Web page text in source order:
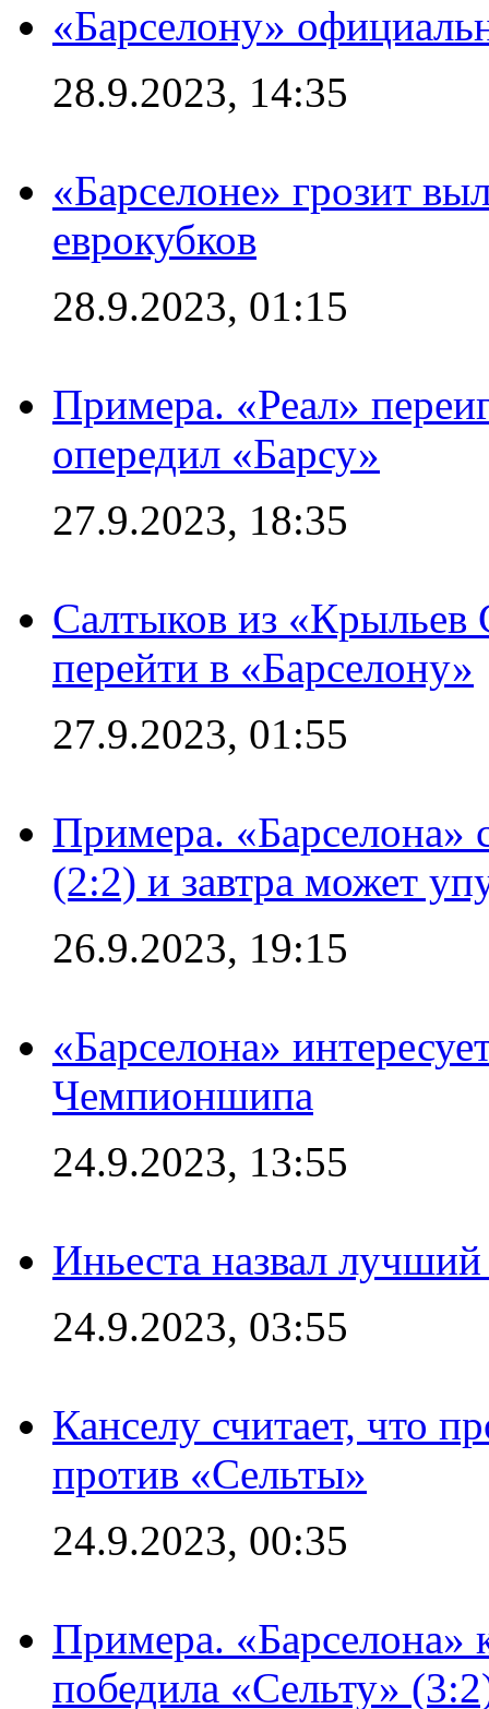
«Барселону»
28.9.2023, 14:35
«Барселоне» грозит
еврокубков
28.9.2023, 01:15
Примера. «Реал»
опередил «Барсу»
27.9.2023, 18:35
Салтыков из «Крыльев
перейти в «Барселону»
27.9.2023, 01:55
Примера. «Барселона»
(2:2) и завтра может
26.9.2023, 19:15
«Барселона»
Чемпионшипа
24.9.2023, 13:55
Иньеста назвал
24.9.2023, 03:55
Канселу считает, что
против «Сельты»
24.9.2023, 00:35
Примера. «Барселона»
победила «Сельту»